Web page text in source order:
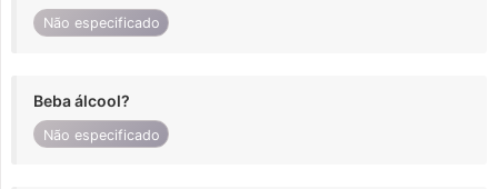
Não especificado
Beba álcool?
Não especificado